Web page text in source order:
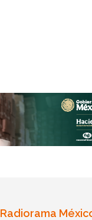
Radiorama